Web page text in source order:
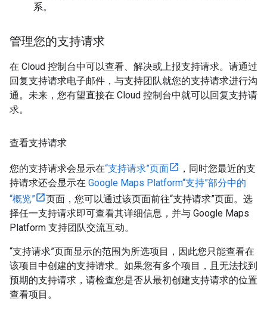
系。
管理您的支持请求
在 Cloud 控制台中可以查看、解决或上报支持请求。请通过
回复支持请求电子邮件，与支持团队就您的支持请求进行沟
通。未来，您有望直接在 Cloud 控制台中就可以回复支持请
求。
查看支持请求
您的支持请求会显示在“支持请求”页面
，同时您最近的支
持请求还会显示在 Google Maps Platform“支持”部分中的
“概览”
页面，您可以通过该页面前往“支持请求”页面。选
择任一支持请求即可查看其详细信息，并与 Google Maps
Platform 支持团队交流互动。
“支持请求”页面显示的范围为所选项目，因此您只能查看在
该项目中创建的支持请求。如果您有多个项目，且无法找到
预期的支持请求，请检查您是否从最初创建支持请求的位置
查看项目。